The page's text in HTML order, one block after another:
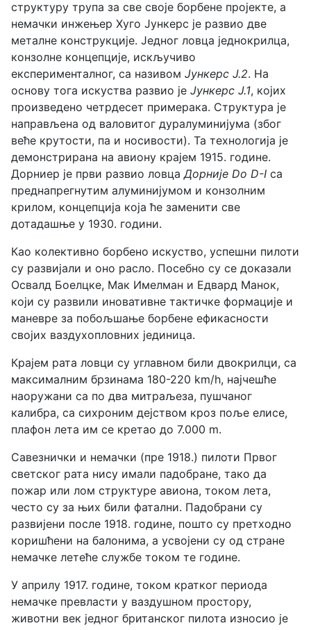
структуру трупа за све своје борбене пројекте, а
немачки инжењер Хуго Јункерс је развио две
металне конструкције. Једног ловца једнокрилца,
конзолне концепције, искључиво
експерименталног, са називом Јункерс J.2. На
основу тога искуства развио је Јункерс J.1, којих
произведено четрдесет примерака. Структура је
направљена од валовитог дуралуминијума (због
веће крутости, па и носивости). Та технологија је
демонстрирана на авиону крајем 1915. године.
Дорниер је први развио ловцаДорније Do D-I са
преднапрегнутим алуминијумом и конзолним
крилом, концепција која ће заменити све
дотадашње у 1930. години.
Као колективно борбено искуство, успешни пилоти
су развијали и оно расло. Посебно су се доказали
Освалд Боелцке, Мак Имелман и Едвард Манок,
који су развили иновативне тактичке формације и
маневре за побољшање борбене ефикасности
својих ваздухопловних јединица.
Крајем рата ловци су углавном били двокрилци, са
максималним брзинама 180-220 km/h, најчешће
наоружани са по два митраљеза, пушчаног
калибра, са сихроним дејством кроз поље елисе,
плафон лета им се кретао до 7.000 m.
Савезнички и немачки (пре 1918.) пилоти Првог
светског рата нису имали падобране, тако да
пожар или лом структуре авиона, током лета,
често су за њих били фатални. Падобрани су
развијени после 1918. године, пошто су претходно
коришћени на балонима, а усвојени су од стране
немачке летеће службе током те године.
У априлу 1917. године, током кратког периода
немачке превласти у ваздушном простору,
животни век једног британског пилота износио је